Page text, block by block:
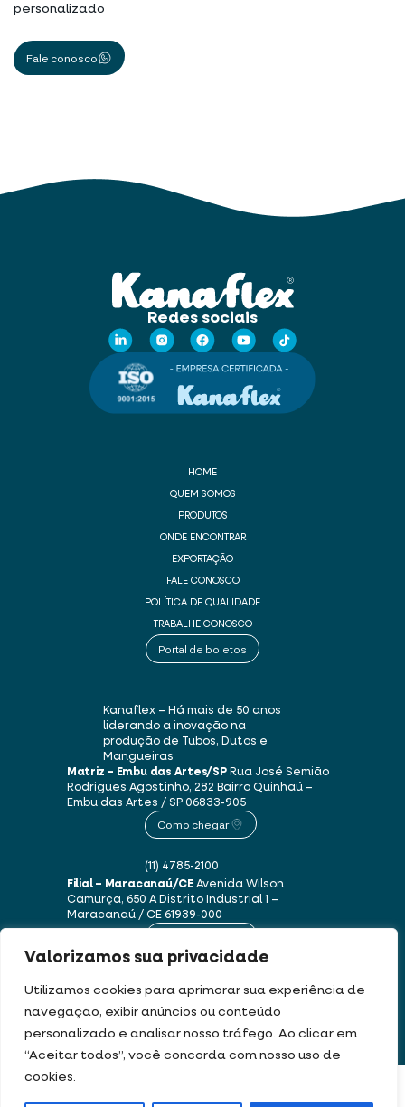
Valorizamos sua privacidade
Utilizamos cookies para aprimorar sua experiência de
navegação, exibir anúncios ou conteúdo
personalizado e analisar nosso tráfego. Ao clicar em
“Aceitar todos”, você concorda com nosso uso de
cookies.
personalizado
Fale conosco
Redes sociais
HOME
QUEM SOMOS
PRODUTOS
ONDE ENCONTRAR
EXPORTAÇÃO
FALE CONOSCO
POLÍTICA DE QUALIDADE
TRABALHE CONOSCO
Portal de boletos
Kanaflex – Há mais de 50 anos
liderando a inovação na
produção de Tubos, Dutos e
Mangueiras
Matriz – Embu das Artes/SPRua José Semião
Rodrigues Agostinho, 282 Bairro Quinhaú –
Embu das Artes / SP06833-905
Como chegar
(11) 4785-2100
Filial – Maracanaú/CEAvenida Wilson
Camurça, 650 ADistrito Industrial 1 –
Maracanaú / CE61939-000
Este site usa cookies e dados pessoais de acordo com os nossos Termos de Uso e